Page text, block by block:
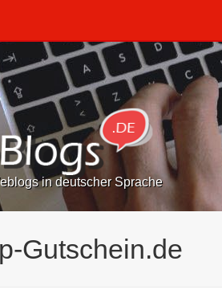
in deutscher Sprache
Gutschein.de